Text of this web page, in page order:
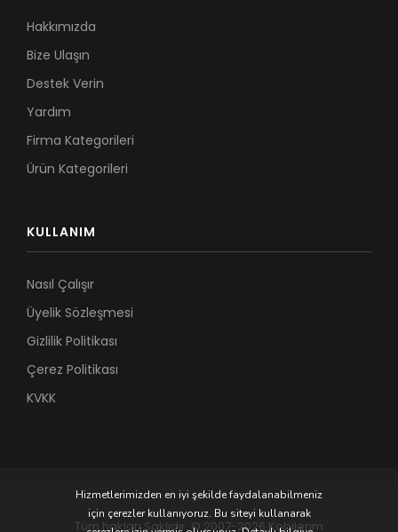
Hakkımızda
Bize Ulaşın
Destek Verin
Yardım
Firma Kategorileri
Ürün Kategorileri
KULLANIM
Nasıl Çalışır
Üyelik Sözleşmesi
Gizlilik Politikası
Çerez Politikası
KVKK
Tüm hakları Saklıdır. © 2007-2026 Kobilerim
Hizmetlerimizden en iyi şekilde faydalanabilmeniz
için çerezler kullanıyoruz. Bu siteyi kullanarak